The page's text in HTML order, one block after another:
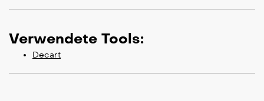
Verwendete Tools:
Decart